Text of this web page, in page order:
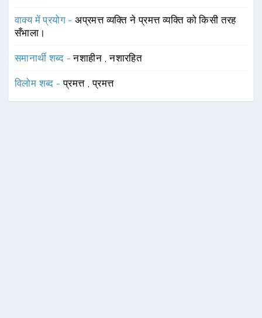
वाक्य में प्रयोग -अप्रमत्त व्यक्ति ने प्रमत्त व्यक्ति को किसी तरह
सँभाला।
समानार्थी शब्द -नशाहीन ,नशारहित
विलोम शब्द -प्रमत्त ,प्रमत्त